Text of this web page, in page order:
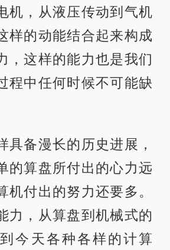
机，从液压传动到气机
样的动能结合起来构成
，这样的能力也是我们
程中任何时候不可能缺
具备漫长的历史进展，
的算盘所付出的心力远
机付出的努力还要多。
力，从算盘到机械式的
今天各种各样的计算